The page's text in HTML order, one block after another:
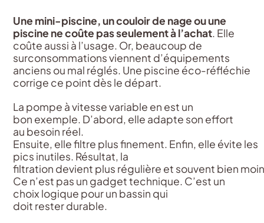
Une mini-piscine, un couloir de nage ou une
piscine ne coûte pas seulement à l’achat. Elle
coûte aussi à l’usage. Or, beaucoup de
surconsommations viennent d’équipements
anciens ou mal réglés. Une piscine éco-réfléchie
corrige ce point dès le départ.
La pompe à vitesse variable en est un
bon exemple. D’abord, elle adapte son effort
au besoin réel.
Ensuite, elle filtre plus finement. Enfin, elle évite les
pics inutiles. Résultat, la
filtration devient plus régulière et souvent bien
Ce n’est pas un gadget technique. C’est un
choix logique pour un bassin qui
doit rester durable.